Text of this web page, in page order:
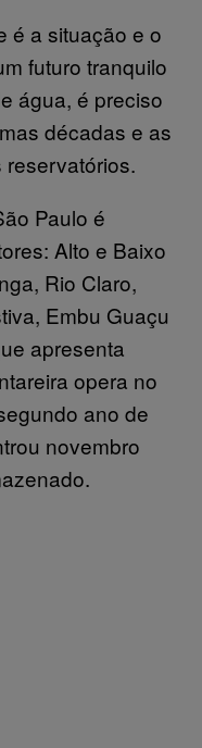
é a situação e o
futuro tranquilo
água, é preciso
décadas e as
Paulo é
Alto e Baixo
Rio Claro,
Embu Guaçu
apresenta
opera no
ano de
novembro